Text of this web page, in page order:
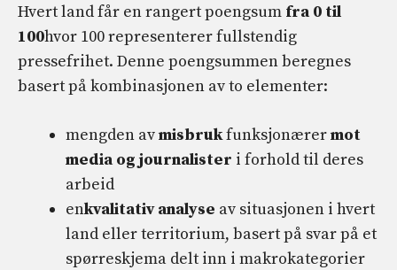
Hvert land får en rangert poengsum fra 0 til
100hvor 100 representerer fullstendig
pressefrihet. Denne poengsummen beregnes
basert på kombinasjonen av to elementer:
mengden avmisbrukfunksjonærermot
media og journalister i forhold til deres
arbeid
enkvalitativ analyse av situasjonen i hvert
land eller territorium, basert på svar på et
spørreskjema delt inn i makrokategorier